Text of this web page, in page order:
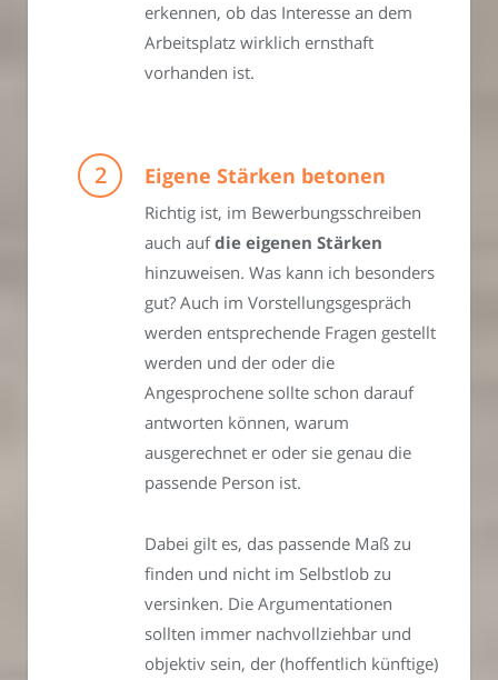
erkennen, ob das Interesse an dem
Arbeitsplatz wirklich ernsthaft
vorhanden ist.
Eigene Stärken betonen
Richtig ist, im Bewerbungsschreiben
auch aufdie eigenen Stärken
hinzuweisen. Was kann ich besonders
gut? Auch im Vorstellungsgespräch
werden entsprechende Fragen gestellt
werden und der oder die
Angesprochene sollte schon darauf
antworten können, warum
ausgerechnet er oder sie genau die
passende Person ist.
Dabei gilt es, das passende Maß zu
finden und nicht im Selbstlob zu
versinken. Die Argumentationen
sollten immer nachvollziehbar und
objektiv sein, der (hoffentlich künftige)